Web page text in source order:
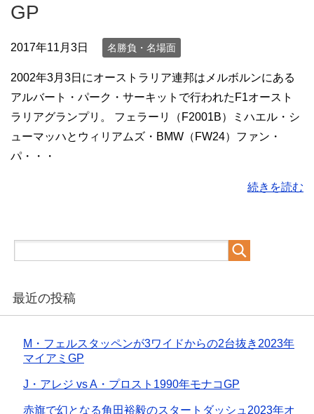
GP
2017年11月3日 名勝負・名場面
2002年3月3日にオーストラリア連邦はメルボルンにある
アルバート・パーク・サーキットで行われたF1オースト
ラリアグランプリ。 フェラーリ（F2001B）ミハエル・シ
ューマッハとウィリアムズ・BMW（FW24）ファン・
パ・・・
続きを読む
最近の投稿
M・フェルスタッペンが3ワイドからの2台抜き2023年
マイアミGP
J・アレジ vs A・プロスト1990年モナコGP
赤旗で幻となる角田裕毅のスタートダッシュ2023年オ